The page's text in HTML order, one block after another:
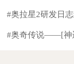
#奥拉星2研发日
#奥奇传说——[神